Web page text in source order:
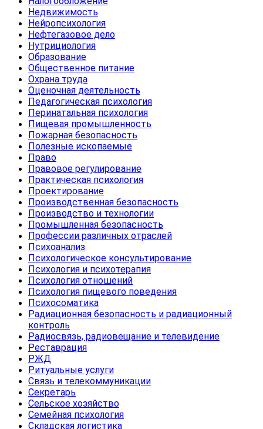
Недвижимость
Нейропсихология
Нефтегазовое дело
Нутрициология
Образование
Общественное питание
Охрана труда
Оценочная деятельность
Педагогическая психология
Перинатальная психология
Пищевая промышленность
Пожарная безопасность
Полезные ископаемые
Право
Правовое регулирование
Практическая психология
Проектирование
Производственная безопасность
Производство и технологии
Промышленная безопасность
Профессии различных отраслей
Психоанализ
Психологическое консультирование
Психология и психотерапия
Психология отношений
Психология пищевого поведения
Психосоматика
Радиационная безопасность и радиационный
контроль
Радиосвязь, радиовещание и телевидение
Реставрация
РЖД
Ритуальные услуги
Связь и телекоммуникации
Секретарь
Сельское хозяйство
Семейная психология
Складская логистика